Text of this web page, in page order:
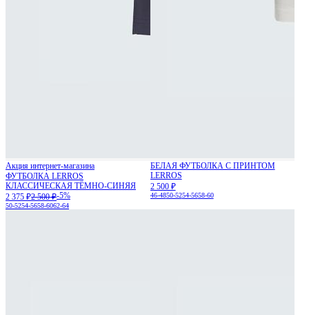
Акция интернет-магазина
ФУТБОЛКА LERROS
КЛАССИЧЕСКАЯ ТЁМНО-СИНЯЯ
2 375 ₽2 500 ₽-5%
50-5254-5658-6062-64
БЕЛАЯ ФУТБОЛКА С ПРИНТОМ
LERROS
2 500 ₽
46-4850-5254-5658-60